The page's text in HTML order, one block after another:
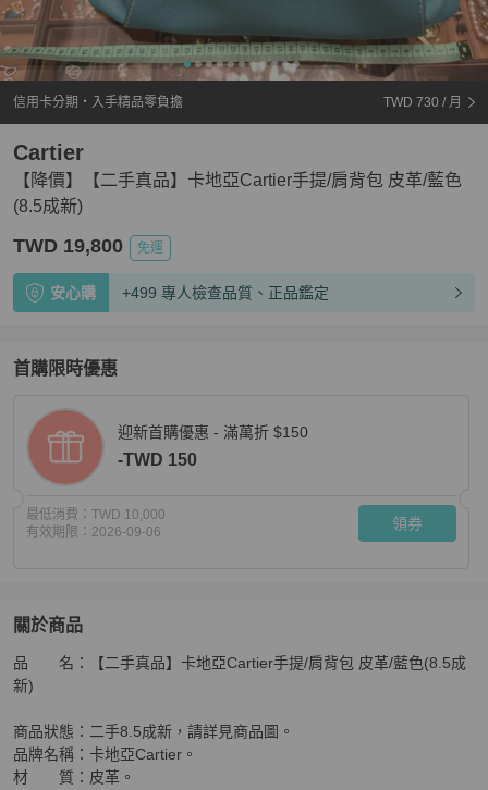
信用卡分期・入手精品零負擔 TWD 730 / 月
【降價】【二手真品】卡地亞Cartier手提/肩背包 皮革/藍色
(8.5成新)
Cartier
TWD 19,800 免運
安心購 +499 專人檢查品質、正品鑑定
首購限時優惠
迎新首購優惠 - 滿萬折 $150
-TWD 150
最低消費： TWD 10,000
有效期限： 2026-09-06 領券
關於商品
關於 【降價】【二手真品】卡地亞Cartier手提/肩背包 皮革/藍
品       名：【二手真品】卡地亞Cartier手提/肩背包 皮革/藍色(8.5成
新)
商品狀態：二手8.5成新，請詳見商品圖。
品牌名稱：卡地亞Cartier。
材       質：皮革。